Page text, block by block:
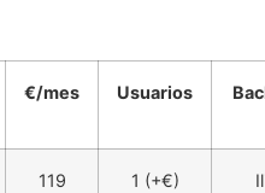
€/mes Usuarios
119 1 (+€)